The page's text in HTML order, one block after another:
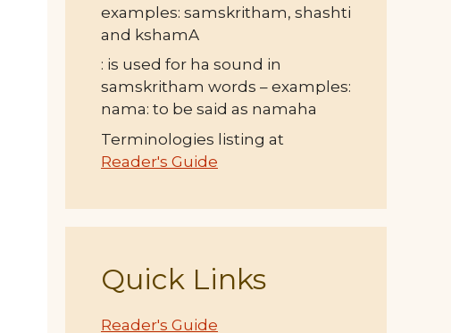
examples: samskritham, shashti
and kshamA
: is used for ha sound in
samskritham words – examples:
nama: to be said as namaha
Terminologies listing at
Reader's Guide
Quick Links
Reader's Guide